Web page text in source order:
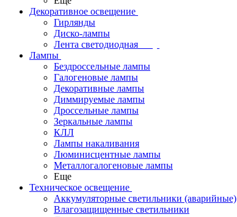
Декоративное освещение
Гирлянды
Диско-лампы
Лента светодиодная
Лампы
Бездроссельные лампы
Галогеновые лампы
Декоративные лампы
Диммируемые лампы
Дроссельные лампы
Зеркальные лампы
КЛЛ
Лампы накаливания
Люминисцентные лампы
Металлогалогеновые лампы
Еще
Техническое освещение
Аккумуляторные светильники (аварийные)
Влагозащищенные светильники